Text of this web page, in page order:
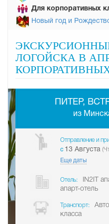
Для корпоративных
Новый год и
ЛОГОЙСКА В
ПИТЕР,
из
Отправление и
c 13 Августа
Еще даты
Отель:
IN2IT
апарт-отель
Транспорт:
класса